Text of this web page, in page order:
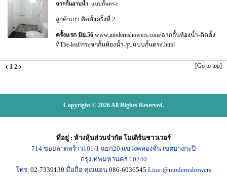
ฉากกั้นอาบน้ำ แบบกั้นตรง
ลูกค้าเก่า ติดตั้งครั้งที่ 2
ครั้งแรก มิย.56 www.modernshowers.com/ฉากกั้นห้องน้ำ-ติดตั้ง
ทีThe-leaf/กระจกกั้นห้องน้ำ-รูปแบบกั้นตรง.html
‹ 1 2 › [Go to top]
Copyright © 2026 All Rights Reserved.
ที่อยู่ : ห้างหุ้นส่วนจำกัด โมเดิร์นชาวเวอร์
714 ซอยลาดพร้าว101/1 แยก20 แขวงคลองจั่น เขตบางกะปิ
กรุงเทพมหานคร 10240
โทร. 02-7339130 มือถือ คุณแอน 086-6036545 Line:@modernshowers